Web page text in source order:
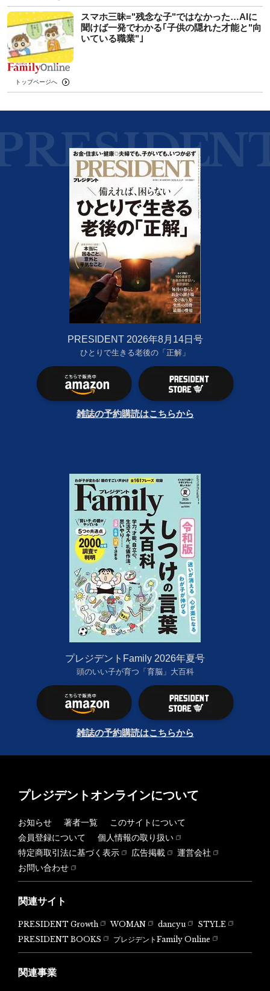
スマホ三昧="残念な子"ではなかった…AIに
聞けば一発でわかる｢子供の隠れた才能と"向
いている職業"｣
トップページへ
PRESIDENT 2026年8月14日号
ひとりで生きる老後の「正解」
雑誌の予約購読はこちらから
プレジデントFamily 2026年夏号
頭のいい子が育つ「育脳」大百科
雑誌の予約購読はこちらから
プレジデントオンラインについて
お知らせ 著者一覧
このサイトについて
会員登録について
個人情報の取り扱い
特定商取引法に基づく表示
広告掲載
運営会社
お問い合わせ
関連サイト
PRESIDENT Growth WOMAN dancyu
STYLE
PRESIDENT BOOKS
プレジデントFamily Online
関連事業